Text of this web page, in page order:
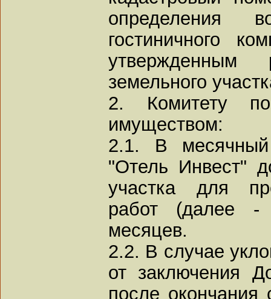
определения
гостиничного
утвержденным
земельного
2. Комитету по
имуществом:
2.1. В
"Отель Инвест"
участка для
работ (далее -
месяцев.
2.2. В случае
от заключения
после окончания